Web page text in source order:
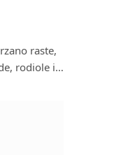
raste,
rodiole i…